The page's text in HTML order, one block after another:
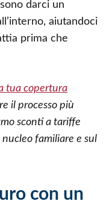
darci un
aiutandoci
prima che
tua copertura
il processo più
sconti a tariffe
familiare e sul
con un